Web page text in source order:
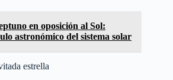
en oposición al Sol:
astronómico del sistema solar
estrella